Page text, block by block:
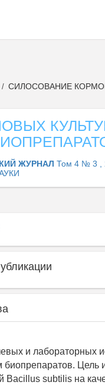
/ СИЛОСОВАНИЕ
ЖУРНАЛ Том 4 № 3 ,
и лабораторных
биопрепаратов. Цель
subtilis на